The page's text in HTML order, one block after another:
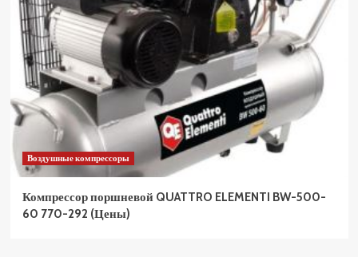
Воздушные компрессоры
Компрессор поршневой QUATTRO ELEMENTI BW-500-
60 770-292 (Цены)